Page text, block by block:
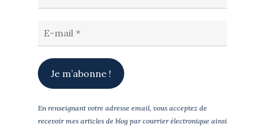
En renseignant votre adresse email, vous acceptez de
recevoir mes articles de blog par courrier électronique ainsi